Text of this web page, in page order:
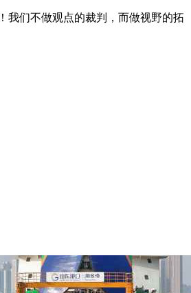
我们不做观点的裁判，而做视野的拓